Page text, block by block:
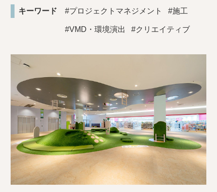
キーワード #プロジェクトマネジメント #施工
#VMD・環境演出 #クリエイティブ